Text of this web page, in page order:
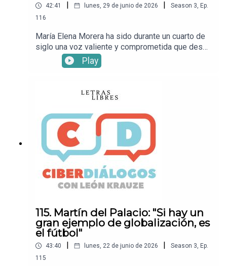
42:41 lunes, 29 de junio de 2026 Season 3, Ep.
116
María Elena Morera ha sido durante un cuarto de
siglo una voz valiente y comprometida que desde
Causa en Común, la asociación que preside, se ha
dedicado a empujar al país hacia una justicia más
víctimas y una reflexión constante sobre la
inseguridad. En esta conversación con León
Krauze, habla sobre corrupción, cifras, impunidad
y acceso a la justicia durante el gobierno de
Claudia Sheinbaum.Mira este episodio en
YouTube.• Sigue a León
KrauzeXFacebookInstagramTikTok• Sigue a
Letras LibresSitio
webXFacebookInstagramTikTok• ¡Suscríbete a
Letras Libres!
Play
115. Martín del Palacio: "Si hay un
gran ejemplo de globalización, es
el fútbol"
43:40 lunes, 22 de junio de 2026 Season 3, Ep.
115